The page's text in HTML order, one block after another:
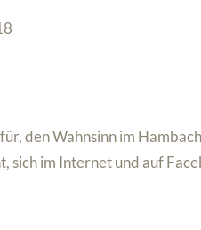
den Wahnsinn im
sich im Internet und auf